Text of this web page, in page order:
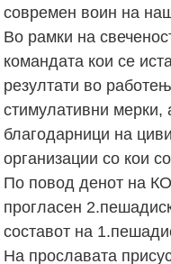
современ воин на
Во рамки на
командата кои се
резултати во
стимулативни мерки,
благодарници на
организации со кои
По повод денот на
прогласен
составот на
На прославата